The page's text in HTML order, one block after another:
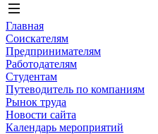
Главная
Соискателям
Предпринимателям
Работодателям
Студентам
Путеводитель по компаниям
Рынок труда
Новости сайта
Календарь мероприятий